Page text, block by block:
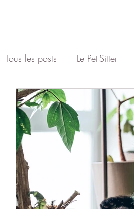
Tous les posts Le Pet-Sitter
Comportement Danger
Cat Sitter Liens affiliés